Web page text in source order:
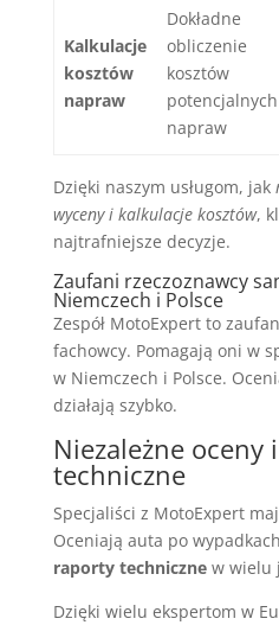
Kalkulacje
kosztów
napraw
Dokładne
obliczenie
kosztów
potencjalnych
napraw
Dzięki naszym usługom, jak
wyceny i kalkulacje kosztów,
najtrafniejsze decyzje.
Zaufani rzeczoznawcy
Niemczech i Polsce
Zespół MotoExpert to
fachowcy. Pomagają oni w
w Niemczech i Polsce.
działają szybko.
Niezależne oceny
techniczne
Specjaliści z MotoExpert
Oceniają auta po
raporty technicznew wielu
Dzięki wielu ekspertom w